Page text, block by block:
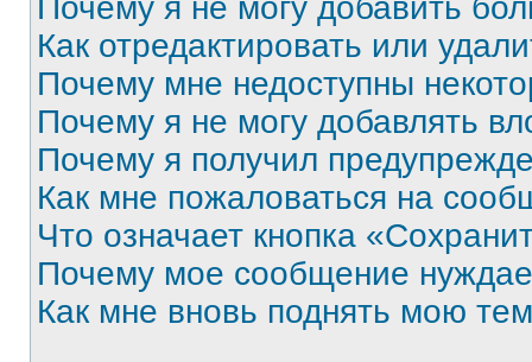
Почему я не могу добавить
Как отредактировать или
Почему мне недоступны
Почему я не могу добавлять
Почему я получил
Как мне пожаловаться на
Что означает кнопка
Почему мое сообщение
Как мне вновь поднять мою